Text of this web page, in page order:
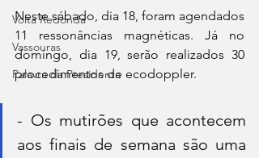
Volta Redonda
Vassouras
Palavra da Presidenta
Neste sábado, dia 18, foram agendados
11 ressonâncias magnéticas. Já no
domingo, dia 19, serão realizados 30
procedimentos de ecodoppler.
- Os mutirões que acontecem
aos finais de semana são uma